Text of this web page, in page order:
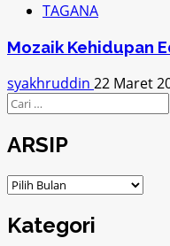
TAGANA
Mozaik Kehidupan
syakhruddin 22 Maret
Cari
untuk:
ARSIP
ARSIP
Kategori